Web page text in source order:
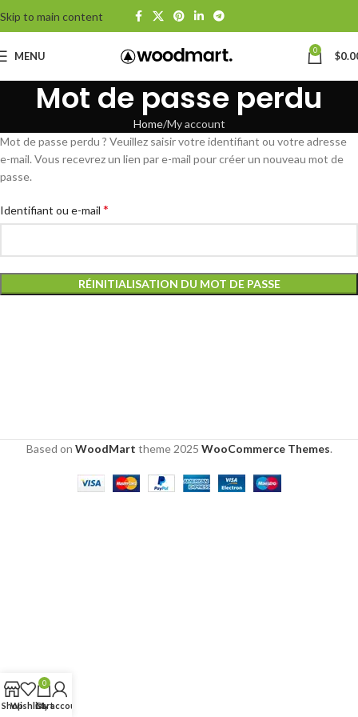
Skip to main content
MENU 0 $
Mot de passe perdu
Home My account
Mot de passe perdu ? Veuillez saisir votre identifiant ou votre adresse
e-mail. Vous recevrez un lien par e-mail pour créer un nouveau mot de
passe.
Identifiant ou e-mail *
RÉINITIALISATION DU MOT DE PASSE
Based on WoodMart theme2025 WooCommerce Themes.
ShopWishlist
0
Cart
My account